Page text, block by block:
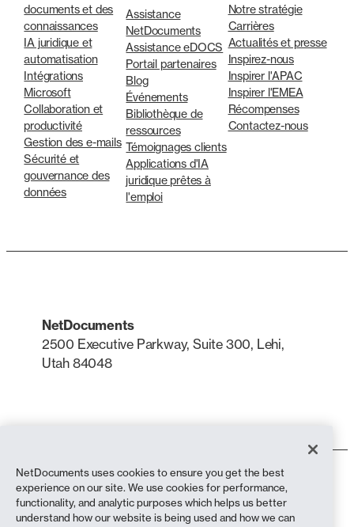
documents et des
connaissances
IA juridique et
automatisation
Intégrations
Microsoft
Collaboration et
productivité
Gestion des e-mails
Sécurité et
gouvernance des
données
Assistance
NetDocuments
Assistance eDOCS
Portail partenaires
Blog
Événements
Bibliothèque de
ressources
Témoignages clients
Applications d'IA
juridique prêtes à
l'emploi
Notre stratégie
Carrières
Actualités et presse
Inspirez-nous
Inspirer l'APAC
Inspirer l'EMEA
Récompenses
Contactez-nous
NetDocuments
2500 Executive Parkway, Suite 300, Lehi,
Utah 84048
Conditions d'utilisation
Politique de confidentialité
Politique de confidentialité (résidents de Californie)
NetDocuments uses cookies to ensure you get the best
experience on our site. We use cookies for performance,
functionality, and analytic purposes which helps us better
understand how our website is being used and how we can